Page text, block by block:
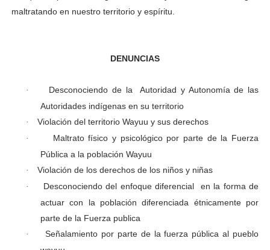
maltratando en nuestro territorio y espíritu.
DENUNCIAS
·
Desconociendo de la Autoridad y Autonomía de las
Autoridades indígenas en su territorio
· Violación del territorio Wayuu y sus derechos
·
Maltrato físico y psicológico por parte de la Fuerza
Pública a la población Wayuu
· Violación de los derechos de los niños y niñas
·
Desconociendo del enfoque diferencial en la forma de
actuar con la población diferenciada étnicamente por
parte de la Fuerza publica
·
Señalamiento por parte de la fuerza pública al pueblo